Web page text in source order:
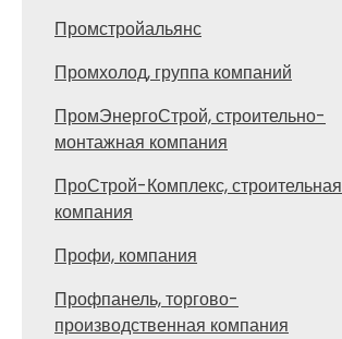
Промстройальянс
Промхолод, группа компаний
ПромЭнергоСтрой, строительно-
монтажная компания
ПроСтрой-Комплекс, строительная
компания
Профи, компания
Профпанель, торгово-
производственная компания